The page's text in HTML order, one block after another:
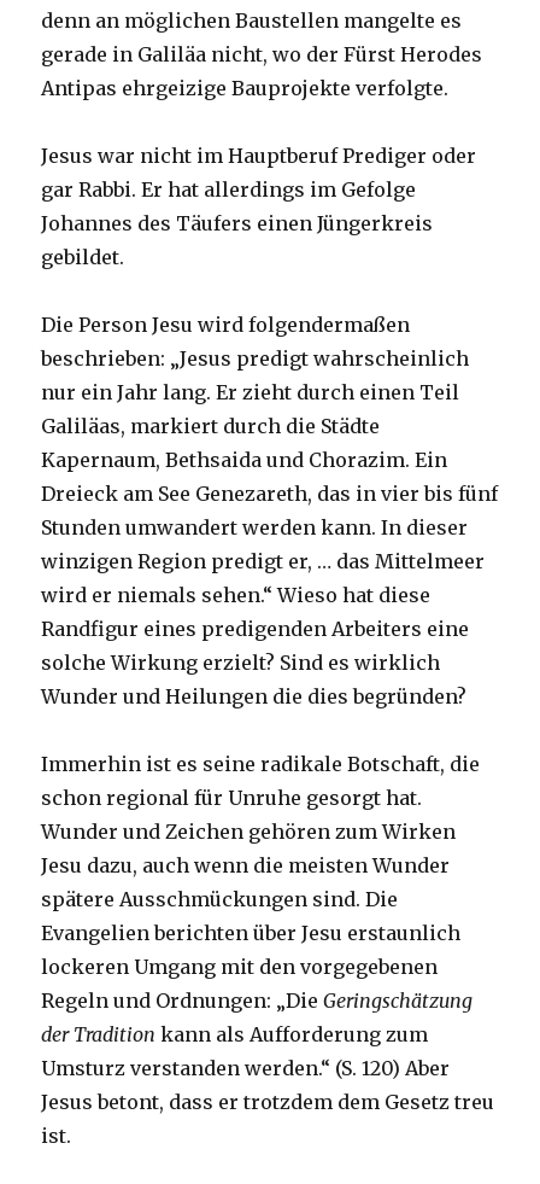
denn an möglichen Baustellen mangelte es
gerade in Galiläa nicht, wo der Fürst Herodes
Antipas ehrgeizige Bauprojekte verfolgte.
Jesus war nicht im Hauptberuf Prediger oder
gar Rabbi. Er hat allerdings im Gefolge
Johannes des Täufers einen Jüngerkreis
gebildet.
Die Person Jesu wird folgendermaßen
beschrieben: „Jesus predigt wahrscheinlich
nur ein Jahr lang. Er zieht durch einen Teil
Galiläas, markiert durch die Städte
Kapernaum, Bethsaida und Chorazim. Ein
Dreieck am See Genezareth, das in vier bis fünf
Stunden umwandert werden kann. In dieser
winzigen Region predigt er, … das Mittelmeer
wird er niemals sehen.“ Wieso hat diese
Randfigur eines predigenden Arbeiters eine
solche Wirkung erzielt? Sind es wirklich
Wunder und Heilungen die dies begründen?
Immerhin ist es seine radikale Botschaft, die
schon regional für Unruhe gesorgt hat.
Wunder und Zeichen gehören zum Wirken
Jesu dazu, auch wenn die meisten Wunder
spätere Ausschmückungen sind. Die
Evangelien berichten über Jesu erstaunlich
lockeren Umgang mit den vorgegebenen
Regeln und Ordnungen: „DieGeringschätzung
der Tradition kann als Aufforderung zum
Umsturz verstanden werden.“ (S. 120) Aber
Jesus betont, dass er trotzdem dem Gesetz treu
ist.